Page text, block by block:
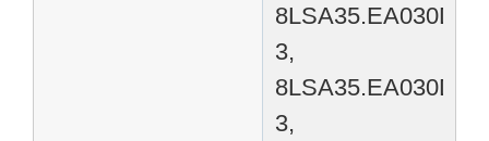
3,
3,